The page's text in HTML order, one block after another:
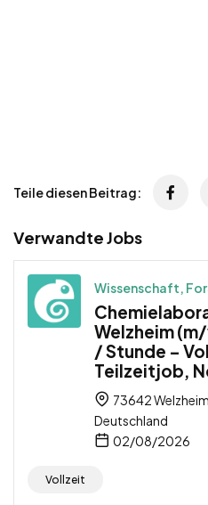
Teile diesen Beitrag:
Verwandte Jobs
Wissenschaft,
Welzheim
/ Stunde –
Teilzeitjob,
73642
Deutschland
02/08/2026
Vollzeit